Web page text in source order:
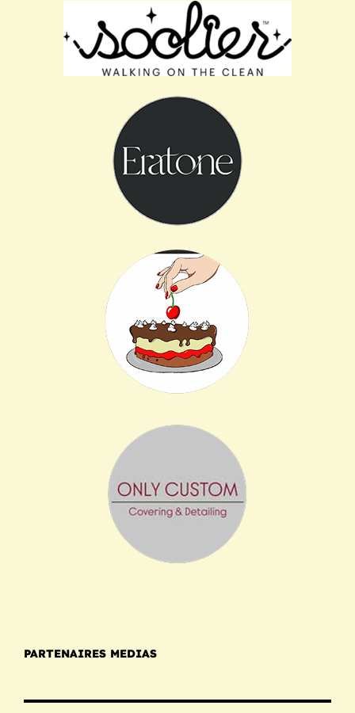
PARTENAIRES MEDIAS